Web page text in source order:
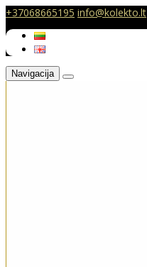
+37068665195 info@kolekto.lt
Navigacija